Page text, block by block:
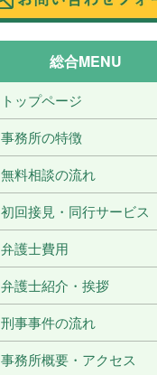
総合MENU
トップページ
事務所の特徴
無料相談の流れ
初回接見・同行サービス
弁護士費用
弁護士紹介・挨拶
刑事事件の流れ
事務所概要・アクセス